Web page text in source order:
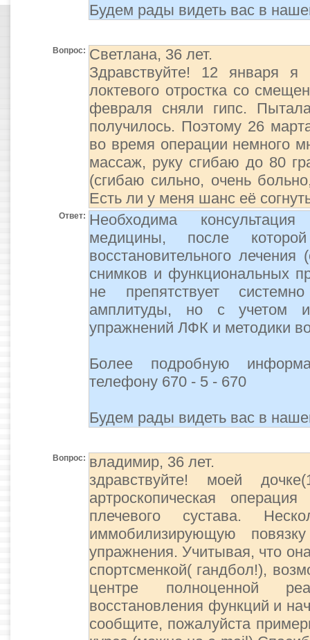
Будем рады видеть вас в
Вопрос: Светлана, 36 лет.
Здравствуйте! 12 января
локтевого отростка со
февраля сняли гипс.
получилось. Поэтому 26
во время операции немного
массаж, руку сгибаю до 80
(сгибаю сильно, очень
Есть ли у меня шанс её
Ответ: Необходима
медицины, после
восстановительного лечения
снимков и функциональных
не препятствует
амплитуды, но с учетом
упражнений ЛФК и методики
Более подробную
телефону 670 - 5 - 670
Будем рады видеть вас в
Вопрос: владимир, 36 лет.
здравствуйте! моей
артроскопическая
плечевого сустава.
иммобилизирующую
упражнения. Учитывая, что
спортсменкой( гандбол!),
центре полноценной
восстановления функций и
сообщите, пожалуйста